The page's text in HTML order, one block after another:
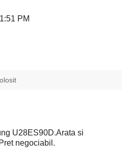
PM
U28ES90D.Arata si
negociabil.